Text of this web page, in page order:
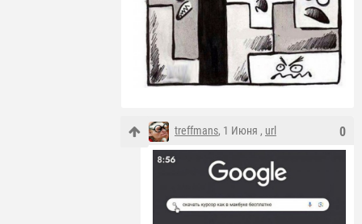
0
treffmans, 1 Июня , url